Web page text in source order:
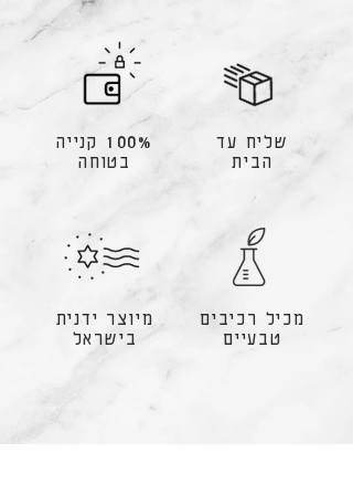
100% קנייה
בטוחה
מיוצר ידנית
בישראל
שליח עד
הבית
מכיל רכיבים
טבעיים